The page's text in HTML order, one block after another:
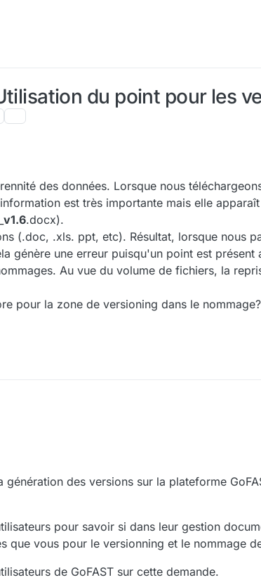
du point pour les
des données. Lorsque nous
est très importante mais elle
v1.6.docx).
(.doc, .xls. ppt, etc). Résultat, lorsque nous
génère une erreur puisqu'un point est présent
Au vue du volume de fichiers, la
pour la zone de versioning dans le nommage?
des versions sur la plateforme
pour savoir si dans leur gestion
que vous pour le versionning et le nommage
de GoFAST sur cette demande.